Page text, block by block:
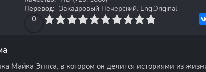
Перевод: Закадровый Печерский, Eng.Original
0
4 6 7 8 9 10
Майка Эппса, в котором он делится историями из